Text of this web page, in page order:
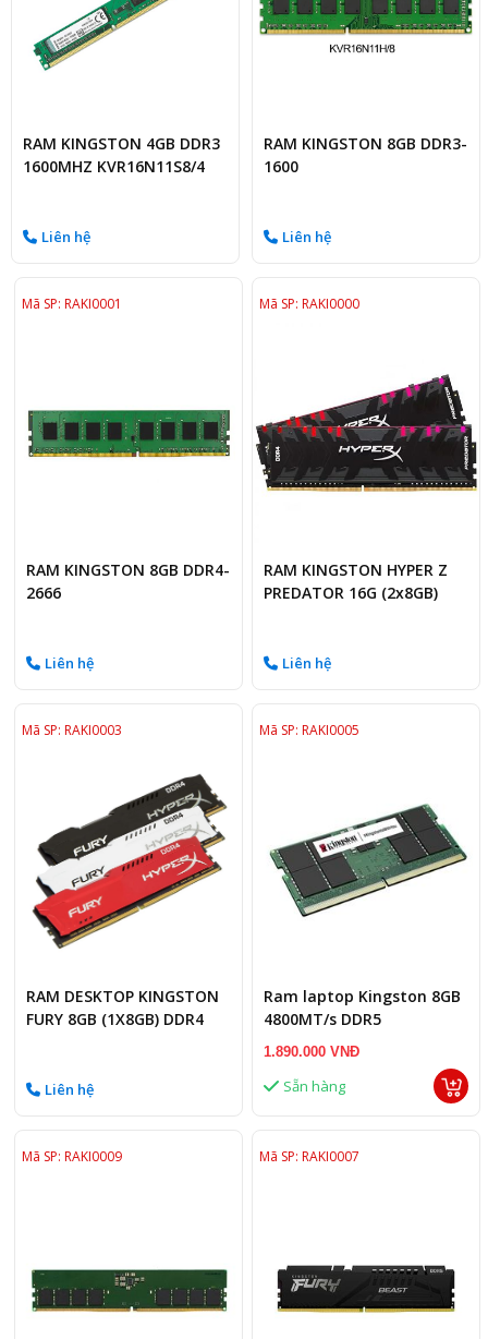
RAM KINGSTON 4GB DDR3
1600MHZ KVR16N11S8/4
Liên hệ
RAM KINGSTON 8GB DDR3-
1600
Liên hệ
Mã SP: RAKI0001
RAM KINGSTON 8GB DDR4-
2666
Liên hệ
Mã SP: RAKI0000
RAM KINGSTON HYPER Z
PREDATOR 16G (2x8GB)
Liên hệ
Mã SP: RAKI0003
RAM DESKTOP KINGSTON
FURY 8GB (1X8GB) DDR4
Liên hệ
Mã SP: RAKI0005
Ram laptop Kingston 8GB
4800MT/s DDR5
KVR48S40BS6-8
1.890.000 VNĐ
Sẵn hàng
Mã SP: RAKI0009 Mã SP: RAKI0007